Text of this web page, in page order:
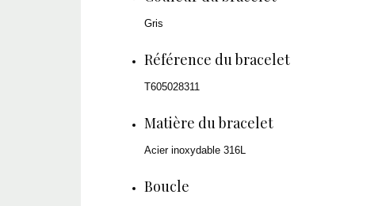
Gris
Référence du bracelet
T605028311
Matière du bracelet
Acier inoxydable 316L
Boucle